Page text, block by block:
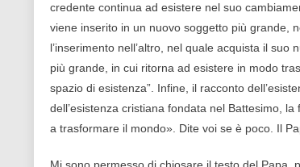
credente continua ad esistere nel suo
viene inserito in un nuovo soggetto più grande,
l’inserimento nell’altro, nel quale acquista il
più grande, in cui ritorna ad esistere in modo
spazio di esistenza”. Infine, il racconto
dell’esistenza cristiana fondata nel Battesimo,
a trasformare il mondo». Dite voi se è poco. Il